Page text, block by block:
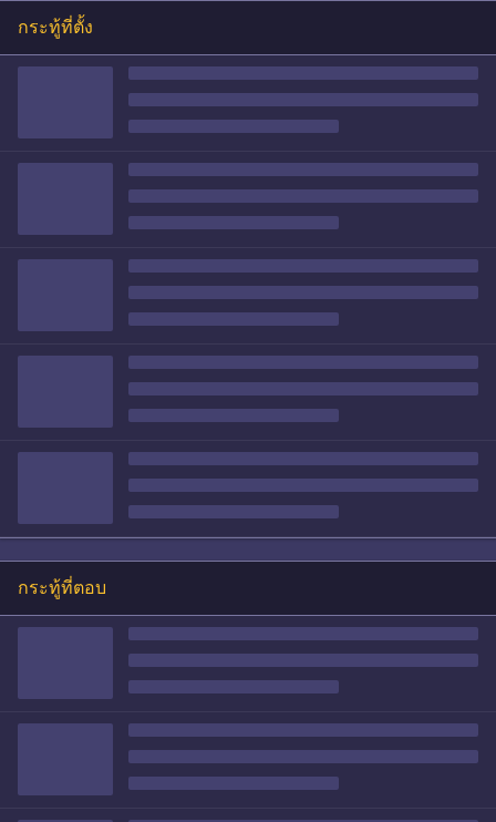
กระทู้ที่ตั้ง
กระทู้ที่ตอบ